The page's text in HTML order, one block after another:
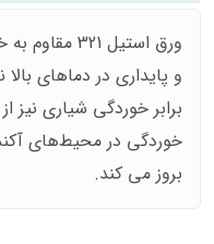
ورق استیل
و پایداری در دماهای
برابر خوردگی شیاری نیز
خوردگی در محیط‌های
بروز می کند.